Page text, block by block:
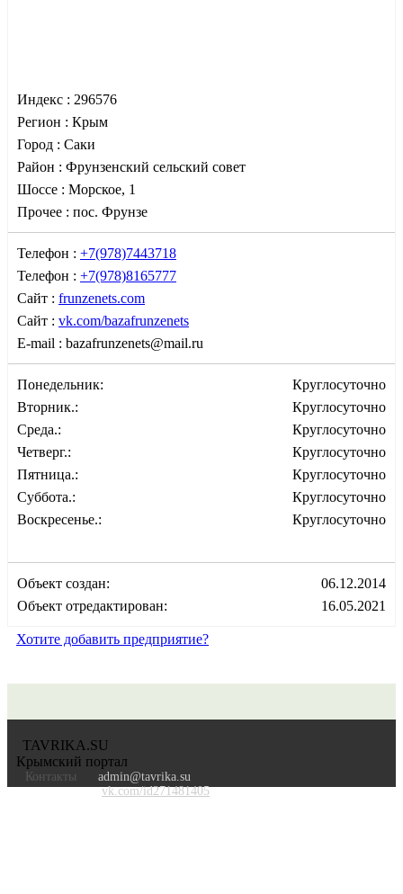
Индекс : 296576
Регион : Крым
Город : Саки
Район : Фрунзенский сельский совет
Шоссе : Морское, 1
Прочее : пос. Фрунзе
Телефон : +7(978)7443718
Телефон : +7(978)8165777
Сайт : frunzenets.com
Сайт : vk.com/bazafrunzenets
E-mail : bazafrunzenets@mail.ru
Понедельник:
Круглосуточно
Вторник.:
Круглосуточно
Среда.:
Круглосуточно
Четверг.:
Круглосуточно
Пятница.:
Круглосуточно
Суббота.:
Круглосуточно
Воскресенье.:
Круглосуточно
Объект создан:
06.12.2014
Объект отредактирован:
16.05.2021
Хотите добавить предприятие?
TAVRIKA.SU
Крымский портал
Контакты
admin@tavrika.su
vk.com/id271481405